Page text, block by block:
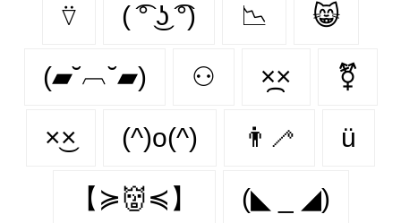
⍢ ( ͡° ͜ʖ ͡°) 📉 😸
(▰˘︹˘▰) ⚇ ×᷼× ⚧
×͜× (^)o(^) 👨‍🦯‍ ü
【≽👹≼】 (◣ _ ◢)